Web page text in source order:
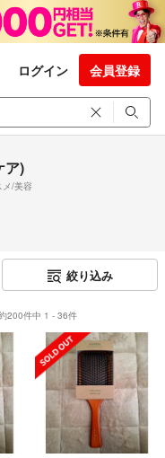
ログイン 会員登録
ア)
/美容
絞り込み
200件中 1 - 36件